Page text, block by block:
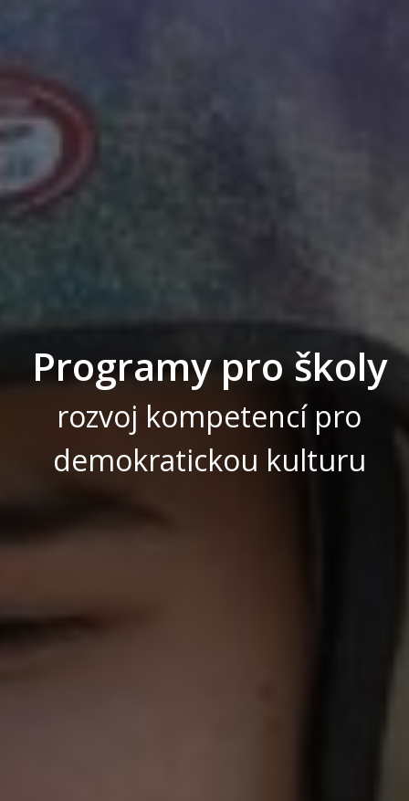
Programy pro školy
rozvoj kompetencí pro
demokratickou kulturu